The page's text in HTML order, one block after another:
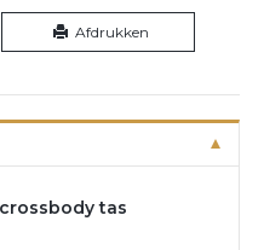
Afdrukken
tas